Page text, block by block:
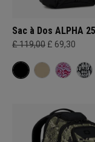
Sac à Dos ALPHA
£ 119,00 £ 69,30